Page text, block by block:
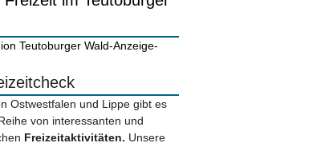
-Anzeige-
Ostwestfalen und Lippe gibt es
von interessanten und
Freizeitaktivitäten. Unsere